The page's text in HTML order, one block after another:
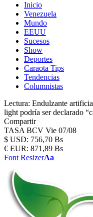
Inicio
Venezuela
Mundo
EEUU
Sucesos
Show
Deportes
Caraota Tips
Tendencias
Columnistas
Lectura: Endulzante
light podría ser declarado
Compartir
TASA BCV Vie 07/08
$ USD: 756,70 Bs
€ EUR: 871,89 Bs
Font ResizerAa